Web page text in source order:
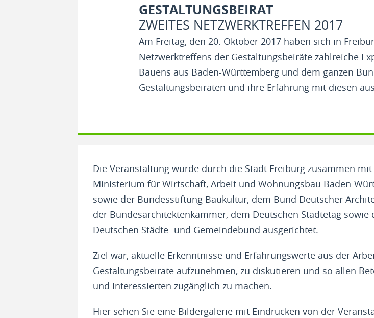
GESTALTUNGSBEIRAT
ZWEITES NETZWERKTREFFEN 2017
Am Freitag, den 20. Oktober 2017 haben sich in
Netzwerktreffens der Gestaltungsbeiräte zahlreiche
Bauens aus Baden-Württemberg und dem ganzen
Gestaltungsbeiräten und ihre Erfahrung mit diesen
Die Veranstaltung wurde durch die Stadt Freiburg zusammen
Ministerium für Wirtschaft, Arbeit und Wohnungsbau Baden-
sowie der Bundesstiftung Baukultur, dem Bund Deutscher
der Bundesarchitektenkammer, dem Deutschen Städtetag sowie
Deutschen Städte- und Gemeindebund ausgerichtet.
Ziel war, aktuelle Erkenntnisse und Erfahrungswerte aus der
Gestaltungsbeiräte aufzunehmen, zu diskutieren und so allen
und Interessierten zugänglich zu machen.
Hier sehen Sie eine Bildergalerie mit Eindrücken von der